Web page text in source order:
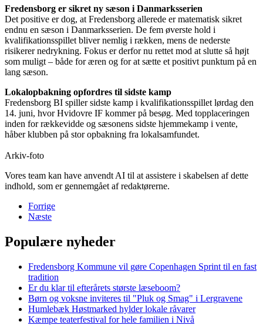
Fredensborg er sikret ny sæson i Danmarksserien
Det positive er dog, at Fredensborg allerede er matematisk sikret
endnu en sæson i Danmarksserien. De fem øverste hold i
kvalifikationsspillet bliver nemlig i rækken, mens de nederste
risikerer nedrykning. Fokus er derfor nu rettet mod at slutte så højt
som muligt – både for æren og for at sætte et positivt punktum på en
lang sæson.
Lokalopbakning opfordres til sidste kamp
Fredensborg BI spiller sidste kamp i kvalifikationsspillet lørdag den
14. juni, hvor Hvidovre IF kommer på besøg. Med topplaceringen
inden for rækkevidde og sæsonens sidste hjemmekamp i vente,
håber klubben på stor opbakning fra lokalsamfundet.
Arkiv-foto
Vores team kan have anvendt AI til at assistere i skabelsen af dette
indhold, som er gennemgået af redaktørerne.
Forrige
Næste
Populære nyheder
Fredensborg Kommune vil gøre Copenhagen Sprint til en fast
tradition
Er du klar til efterårets største læseboom?
Børn og voksne inviteres til "Pluk og Smag" i Lergravene
Humlebæk Høstmarked hylder lokale råvarer
Kæmpe teaterfestival for hele familien i Nivå